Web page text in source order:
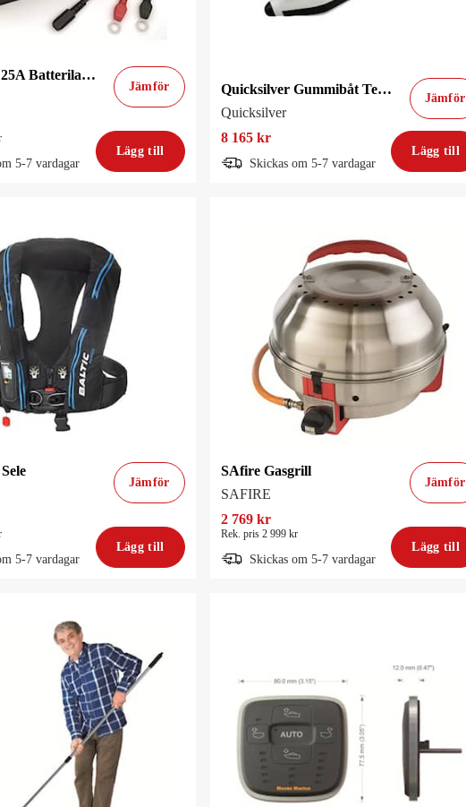
CTEK M25 25A Batteriladdare
Jämför
5-7 vardagar
Lägg till
Quicksilver Gummibåt Tendy 240
Quicksilver
Jämför
8 165 kr
Skickas om 5-7 vardagar
Lägg till
Jämför
5-7 vardagar
Lägg till
SAfire Gasgrill
SAFIRE
Jämför
2 769 kr
Rek. pris 2 999 kr
Skickas om 5-7 vardagar
Lägg till